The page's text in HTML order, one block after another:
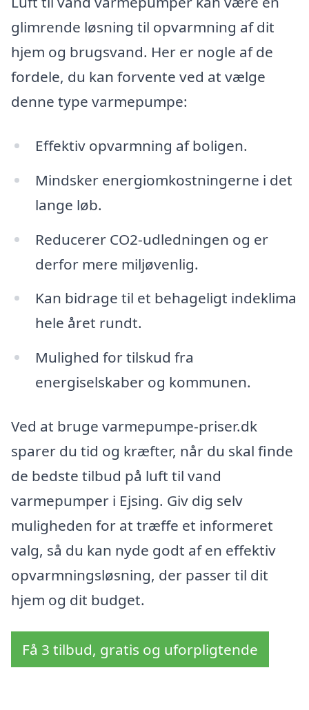
glimrende løsning til opvarmning af dit
hjem og brugsvand. Her er nogle af de
fordele, du kan forvente ved at vælge
denne type varmepumpe:
Effektiv opvarmning af boligen.
Mindsker energiomkostningerne i det
lange løb.
Reducerer CO2-udledningen og er
derfor mere miljøvenlig.
Kan bidrage til et behageligt indeklima
hele året rundt.
Mulighed for tilskud fra
energiselskaber og kommunen.
Ved at bruge varmepumpe-priser.dk
sparer du tid og kræfter, når du skal finde
de bedste tilbud på luft til vand
varmepumper i Ejsing. Giv dig selv
muligheden for at træffe et informeret
valg, så du kan nyde godt af en effektiv
opvarmningsløsning, der passer til dit
hjem og dit budget.
Få 3 tilbud, gratis og uforpligtende